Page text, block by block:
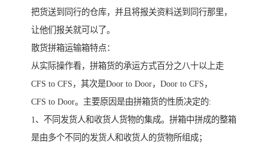
把货送到同行的仓库，并且将报关资料送到同行那里，
让他们报关就可以了。
散货拼箱运输箱特点：
从实际操作看，拼箱货的承运方式百分之八十以上走
CFS to CFS，其次是Door to Door，Door to CFS，
CFS to Door。主要原因是由拼箱货的性质决定的:
1、不同发货人和收货人货物的集成。拼箱中拼成的整箱
是由多个不同的发货人和收货人的货物所组成；